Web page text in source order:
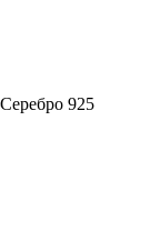
Серебро 925